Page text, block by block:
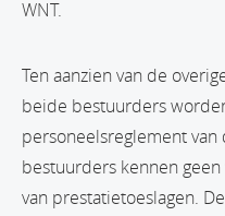
WNT.
Ten aanzien van de
beide bestuurders
personeelsreglement
bestuurders kennen
van prestatietoeslagen.